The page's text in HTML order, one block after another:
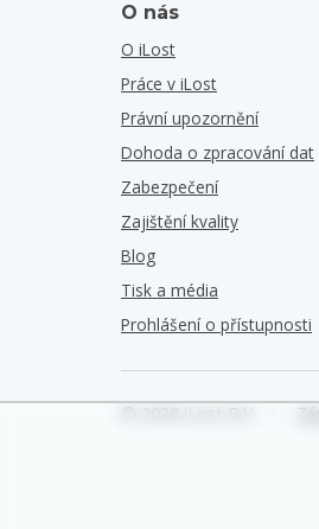
O nás
O iLost
Práce v iLost
Právní upozornění
Dohoda o zpracování dat
Zabezpečení
Zajištění kvality
Blog
Tisk a média
Prohlášení o přístupnosti
© 2026 iLost B.V.